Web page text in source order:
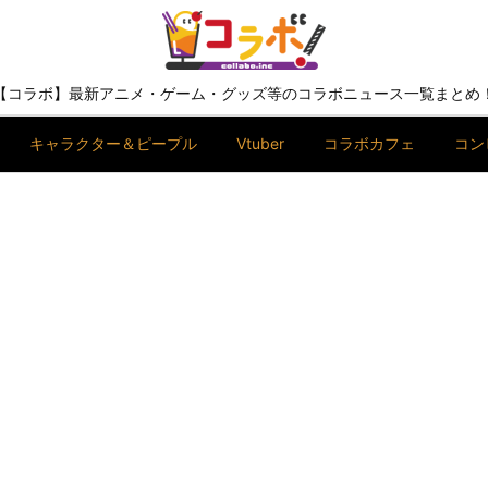
【コラボ】最新アニメ・ゲーム・グッズ等のコラボニュース一覧まとめ！
キャラクター＆ピープル Vtuber コラボカフェ コ